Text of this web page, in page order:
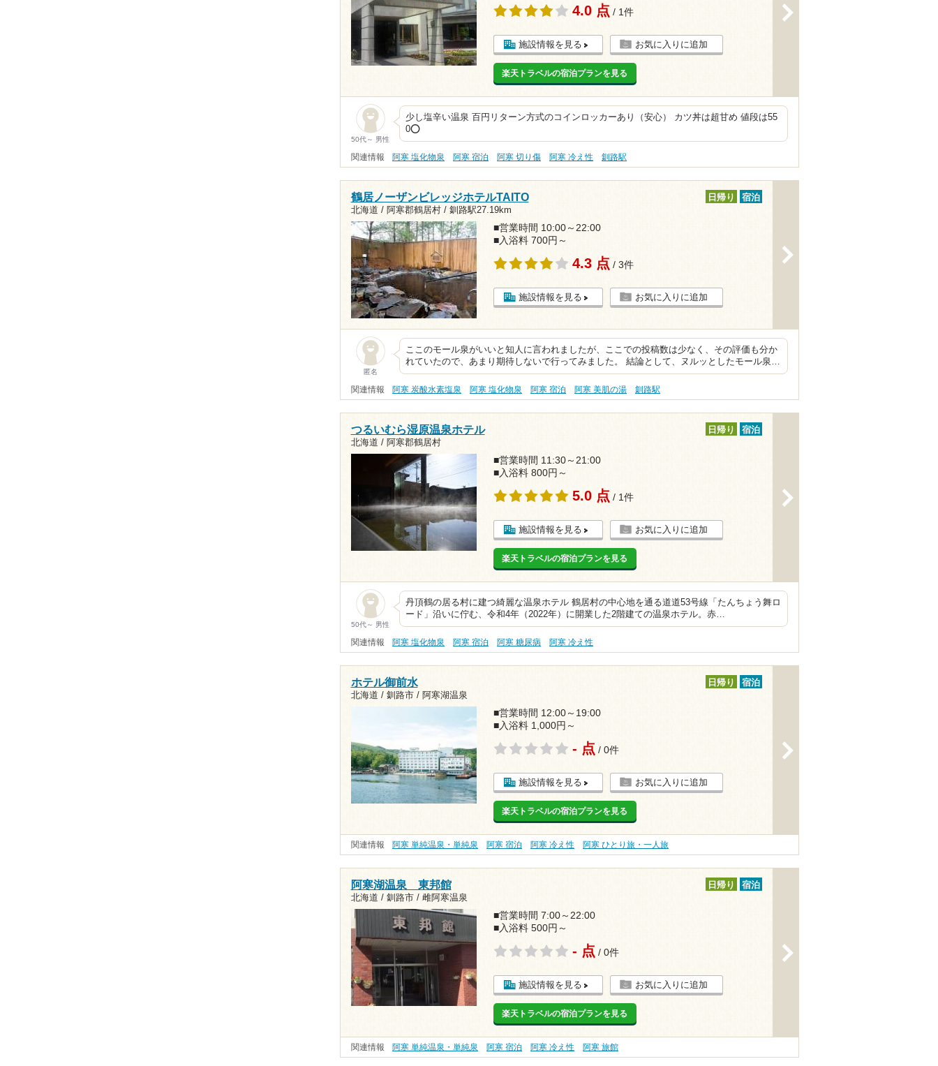
4.0 点 / 1件
施設情報を見る お気に入りに追加
楽天トラベルの宿泊プランを見る
50代～ 男性
少し塩辛い温泉 百円リターン方式のコインロッカーあり（安心） カツ丼は超甘め 値段は55
0⭕️
関連情報 阿寒 塩化物泉 阿寒 宿泊 阿寒 切り傷 阿寒 冷え性 釧路駅
鶴居ノーザンビレッジホテルTAITO
北海道 / 阿寒郡鶴居村 / 釧路駅27.19km
日帰り 宿泊
■営業時間 10:00～22:00
■入浴料 700円～
4.3 点 / 3件
施設情報を見る お気に入りに追加
匿名
ここのモール泉がいいと知人に言われましたが、ここでの投稿数は少なく、その評価も分か
れていたので、あまり期待しないで行ってみました。 結論として、ヌルッとしたモール泉…
関連情報 阿寒 炭酸水素塩泉 阿寒 塩化物泉 阿寒 宿泊 阿寒 美肌の湯 釧路駅
つるいむら湿原温泉ホテル
北海道 / 阿寒郡鶴居村
日帰り 宿泊
■営業時間 11:30～21:00
■入浴料 800円～
5.0 点 / 1件
施設情報を見る お気に入りに追加
楽天トラベルの宿泊プランを見る
50代～ 男性
丹頂鶴の居る村に建つ綺麗な温泉ホテル 鶴居村の中心地を通る道道53号線「たんちょう舞ロ
ード」沿いに佇む、令和4年（2022年）に開業した2階建ての温泉ホテル。赤…
関連情報 阿寒 塩化物泉 阿寒 宿泊 阿寒 糖尿病 阿寒 冷え性
ホテル御前水
北海道 / 釧路市 / 阿寒湖温泉
日帰り 宿泊
■営業時間 12:00～19:00
■入浴料 1,000円～
- 点 / 0件
施設情報を見る お気に入りに追加
楽天トラベルの宿泊プランを見る
関連情報 阿寒 単純温泉・単純泉 阿寒 宿泊 阿寒 冷え性 阿寒 ひとり旅・一人旅
阿寒湖温泉 東邦館
北海道 / 釧路市 / 雌阿寒温泉
日帰り 宿泊
■営業時間 7:00～22:00
■入浴料 500円～
- 点 / 0件
施設情報を見る お気に入りに追加
楽天トラベルの宿泊プランを見る
関連情報 阿寒 単純温泉・単純泉 阿寒 宿泊 阿寒 冷え性 阿寒 旅館